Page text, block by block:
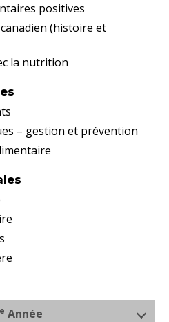
positives
(histoire et
la nutrition
– gestion et prévention
Année